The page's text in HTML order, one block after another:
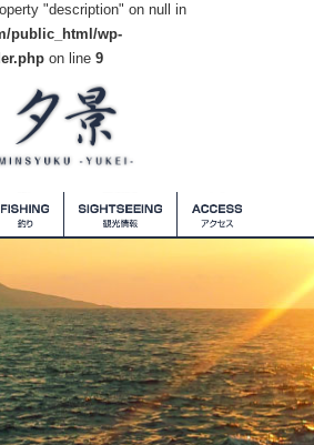
"description" on null in
public_html/wp-
on line 9